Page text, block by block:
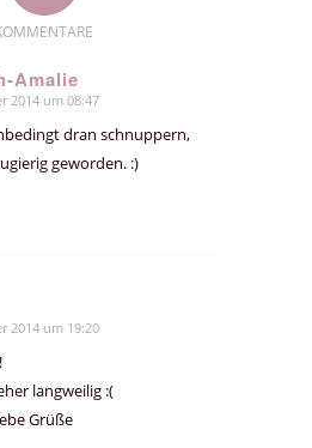
Amalie
2014 um 08:47
dran schnuppern,
geworden. :)
2014 um 19:20
langweilig :(
Grüße